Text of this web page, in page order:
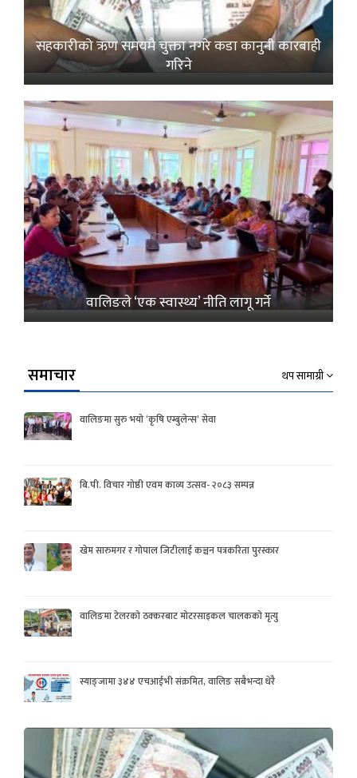
सहकारीको ऋण समयमै चुक्ता नगरे कडा कानुनी कारबाही
गरिने
वालिङले ‘एक स्वास्थ्य’ नीति लागू गर्ने
समाचार थप सामाग्री
वालिङमा सुरु भयो ‘कृषि एम्बुलेन्स’ सेवा
बि.पी. विचार गोष्ठी एवम काव्य उत्सव- २०८३ सम्पन्न
खेम सारुमगर र गोपाल जिटीलाई कञ्चन पत्रकरिता पुरस्कार
वालिङमा टेलरको ठक्करबाट मोटरसाइकल चालकको मृत्यु
स्याङ्जामा ३४४ एचआईभी संक्रमित, वालिङ सबैभन्दा धेरै